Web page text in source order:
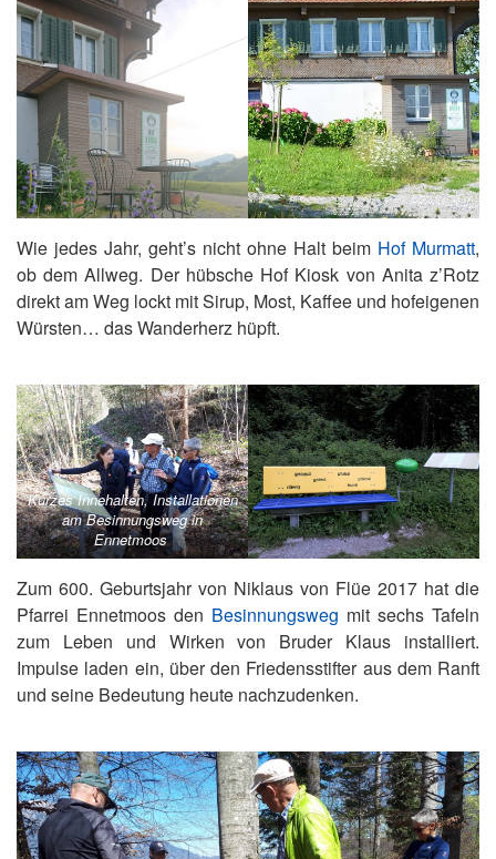
Wie jedes Jahr, geht’s nicht ohne Halt beim Hof Murmatt,
ob dem Allweg. Der hübsche Hof Kiosk von Anita z’Rotz
direkt am Weg lockt mit Sirup, Most, Kaffee und hofeigenen
Würsten… das Wanderherz hüpft.
Kurzes Innehalten, Installationen
am Besinnungsweg in
Ennetmoos
Zum 600. Geburtsjahr von Niklaus von Flüe 2017 hat die
Pfarrei Ennetmoos den Besinnungsweg mit sechs Tafeln
zum Leben und Wirken von Bruder Klaus installiert.
Impulse laden ein, über den Friedensstifter aus dem Ranft
und seine Bedeutung heute nachzudenken.